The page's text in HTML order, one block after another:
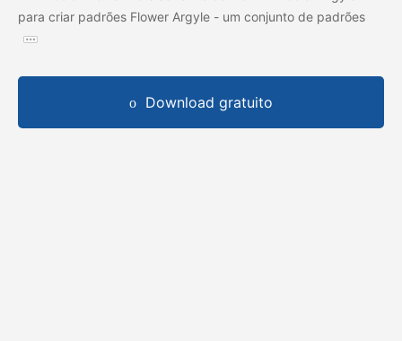
para criar padrões Flower Argyle - um conjunto de padrões
Download gratuito